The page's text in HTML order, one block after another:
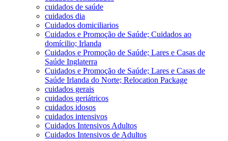
cuidados de saúde
cuidados dia
Cuidados domiciliarios
Cuidados e Promoção de Saúde; Cuidados ao
domícilio; Irlanda
Cuidados e Promoção de Saúde; Lares e Casas de
Saúde Inglaterra
Cuidados e Promoção de Saúde; Lares e Casas de
Saúde Irlanda do Norte; Relocation Package
cuidados gerais
cuidados geriátricos
cuidados idosos
cuidados intensivos
Cuidados Intensivos Adultos
Cuidados Intensivos de Adultos